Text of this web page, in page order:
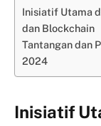
Inisiatif Utama
dan Blockchain
Tantangan dan
2024
Inisiatif